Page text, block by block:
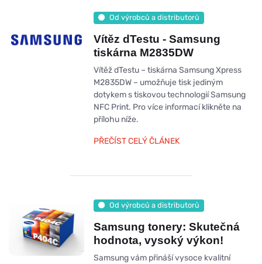
Od výrobců a distributorů
Vítěz dTestu - Samsung
tiskárna M2835DW
Vítěž dTestu – tiskárna Samsung Xpress
M2835DW – umožňuje tisk jediným
dotykem s tiskovou technologií Samsung
NFC Print. Pro více informací klikněte na
přílohu níže.
PŘEČÍST CELÝ ČLÁNEK
Od výrobců a distributorů
Samsung tonery: Skutečná
hodnota, vysoký výkon!
Samsung vám přináší vysoce kvalitní